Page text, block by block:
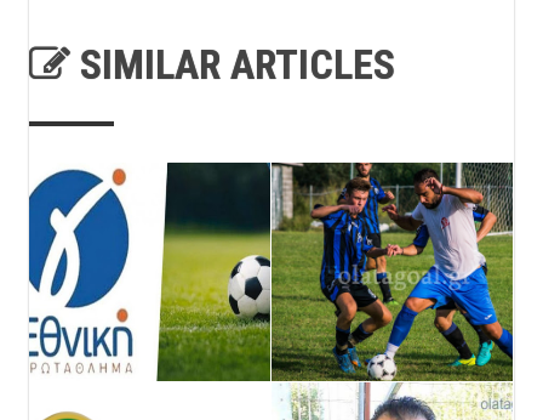
SIMILAR ARTICLES